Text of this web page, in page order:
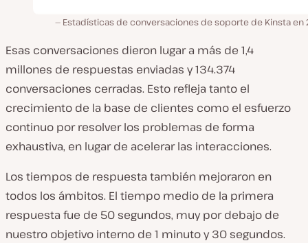
Estadísticas de conversaciones de soporte de Kinsta en
Esas conversaciones dieron lugar a más de 1,4
millones de respuestas enviadas y 134.374
conversaciones cerradas. Esto refleja tanto el
crecimiento de la base de clientes como el esfuerzo
continuo por resolver los problemas de forma
exhaustiva, en lugar de acelerar las interacciones.
Los tiempos de respuesta también mejoraron en
todos los ámbitos. El tiempo medio de la primera
respuesta fue de 50 segundos, muy por debajo de
nuestro objetivo interno de 1 minuto y 30 segundos.